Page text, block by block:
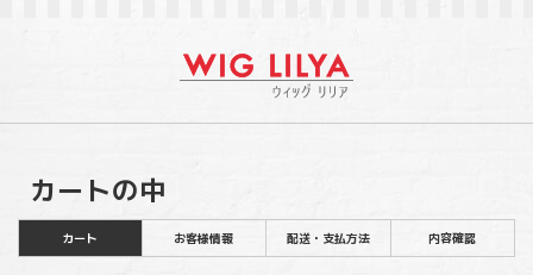
カートの中
カート お客様情報 配送・支払方法 内容確認